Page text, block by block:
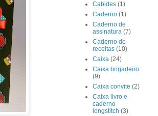
Cabides (1)
Caderno (1)
Caderno de
assinatura (7)
Caderno de
receitas (10)
Caixa (24)
Caixa brigadeiro
(9)
Caixa convite (2)
Caixa livro e
caderno
longstitch (3)